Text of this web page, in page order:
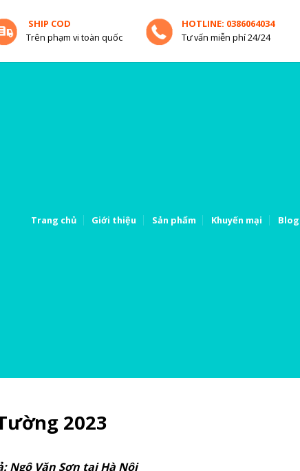
SHIP COD
Trên phạm vi toàn quốc
HOTLINE: 0386064034
Tư vấn miễn phí 24/24
Trang chủ Giới thiệu Sản phẩm Khuyến mại Blog
2023
Ngô Văn Sơn tại Hà Nội